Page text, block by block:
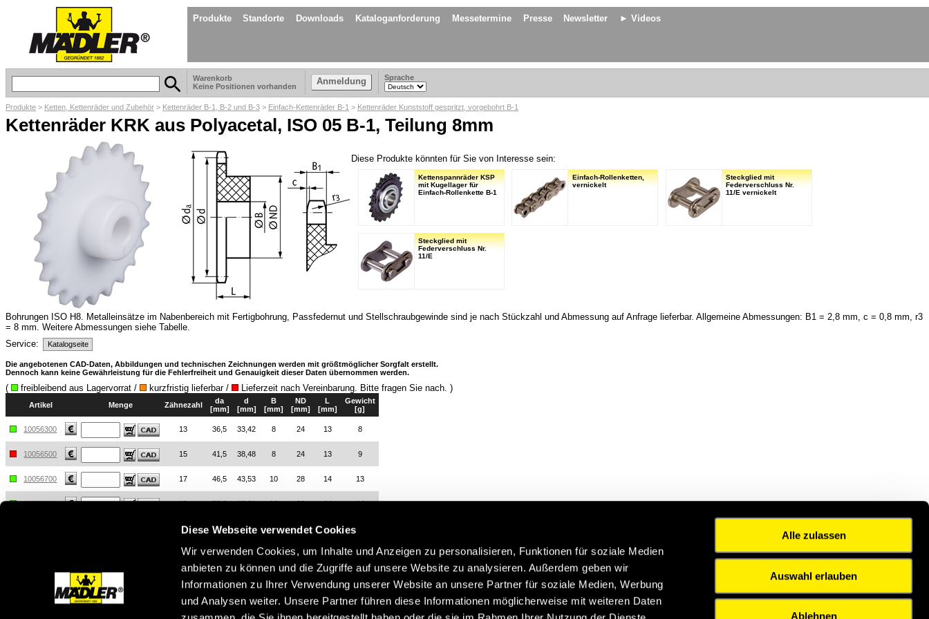
Diese Webseite verwendet Cookies
Wir verwenden Cookies, um Inhalte und Anzeigen zu personalisieren, Funktionen für soziale Medien
anbieten zu können und die Zugriffe auf unsere Website zu analysieren. Außerdem geben wir
Informationen zu Ihrer Verwendung unserer Website an unsere Partner für soziale Medien, Werbung
und Analysen weiter. Unsere Partner führen diese Informationen möglicherweise mit weiteren Daten
Alle zulassen
Auswahl erlauben
Ablehnen
Produkte Standorte Downloads Kataloganforderung Messetermine Presse Newsletter ► Videos
Warenkorb
Keine Positionen vorhanden
Anmeldung Sprache
Produkte > Ketten, Kettenräder und Zubehör > Kettenräder B-1, B-2 und B-3 > Einfach-Kettenräder B-1 > Kettenräder Kunststoff gespritzt, vorgebohrt B-1
Kettenräder KRK aus Polyacetal, ISO 05 B-1, Teilung 8mm
Diese Produkte könnten für Sie von Interesse sein:
Kettenspannräder KSP
mit Kugellager für
Einfach-Rollenkette B-1
Einfach-Rollenketten,
vernickelt
Steckglied mit
Federverschluss Nr.
11/E vernickelt
Steckglied mit
Federverschluss Nr.
11/E
Bohrungen ISO H8. Metalleinsätze im Nabenbereich mit Fertigbohrung, Passfedernut und Stellschraubgewinde sind je nach Stückzahl und Abmessung auf Anfrage lieferbar. Allgemeine Abmessungen: B1 = 2,8 mm, c = 0,8 mm, r3
= 8 mm. Weitere Abmessungen siehe Tabelle.
Service:
Katalogseite
Die angebotenen CAD-Daten, Abbildungen und technischen Zeichnungen werden mit größtmöglicher Sorgfalt erstellt.
Dennoch kann keine Gewährleistung für die Fehlerfreiheit und Genauigkeit dieser Daten übernommen werden.
( freibleibend aus Lagervorrat / kurzfristig lieferbar / Lieferzeit nach Vereinbarung. Bitte fragen Sie nach. )
Artikel Menge Zähnezahl
da
[mm]
d
[mm]
B
[mm]
ND
[mm]
L
[mm]
Gewicht
[g]
10056300 13 36,5 33,42 8 24 13 8
10056500 15 41,5 38,48 8 24 13 9
10056700 17 46,5 43,53 10 28 14 13
10056900 19 52,0 48,61 10 28 14 14
21 57,0 53,68 10 28 14 15
23 62,5 58,75 10 28 14 17